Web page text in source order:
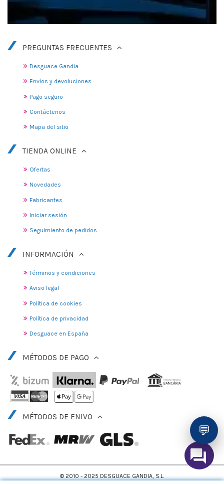
PREGUNTAS FRECUENTES
Desguace Gandia
Envíos y devoluciones
Pago seguro
Contáctenos
Mapa del sitio
TIENDA ONLINE
Ofertas
Novedades
Fabricantes
Iniciar sesión
Seguimiento de pedidos
INFORMACIÓN
Términos y condiciones
Aviso legal
Política de cookies
Política de privacidad
Desguace en España
MÉTODOS DE PAGO
MÉTODOS DE ENIVO
💬
© 2010 - 2025 DESGUACE GANDIA, S.L.